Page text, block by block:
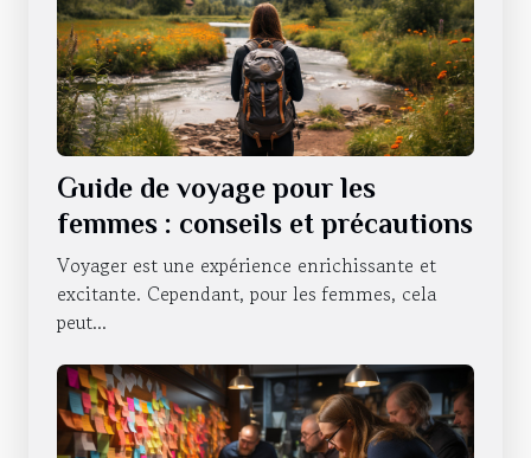
Guide de voyage pour les
femmes : conseils et précautions
Voyager est une expérience enrichissante et
excitante. Cependant, pour les femmes, cela
peut...